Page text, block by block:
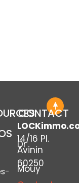
CONTACT
14/16 Pl.
Dr
Avinin
60250
Mouy